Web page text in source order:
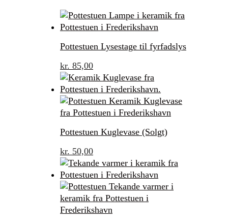
latest
Pottestuen Lysestage til fyrfadslys
kr. 85,00
Pottestuen Kuglevase (Solgt)
kr. 50,00